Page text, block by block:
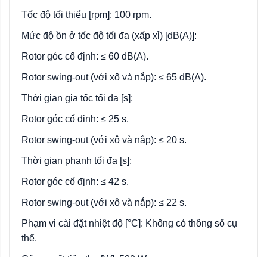
Tốc độ tối thiểu [rpm]: 100 rpm.
Mức độ ồn ở tốc độ tối đa (xấp xỉ) [dB(A)]:
Rotor góc cố định: ≤ 60 dB(A).
Rotor swing-out (với xô và nắp): ≤ 65 dB(A).
Thời gian gia tốc tối đa [s]:
Rotor góc cố định: ≤ 25 s.
Rotor swing-out (với xô và nắp): ≤ 20 s.
Thời gian phanh tối đa [s]:
Rotor góc cố định: ≤ 42 s.
Rotor swing-out (với xô và nắp): ≤ 22 s.
Phạm vi cài đặt nhiệt độ [°C]: Không có thông số cụ
thể.